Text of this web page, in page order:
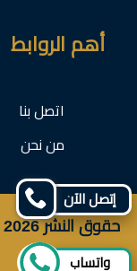
أهم الروابط
اتصل بنا
من نحن
إتصل الآن
واتساب